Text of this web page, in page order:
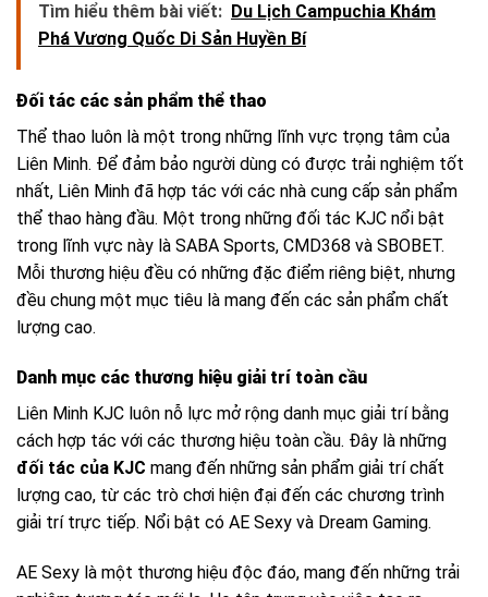
Tìm hiểu thêm bài viết: Du Lịch Campuchia Khám
Phá Vương Quốc Di Sản Huyền Bí
Đối tác các sản phẩm thể thao
Thể thao luôn là một trong những lĩnh vực trọng tâm của
Liên Minh. Để đảm bảo người dùng có được trải nghiệm tốt
nhất, Liên Minh đã hợp tác với các nhà cung cấp sản phẩm
thể thao hàng đầu. Một trong những đối tác KJC nổi bật
trong lĩnh vực này là SABA Sports, CMD368 và SBOBET.
Mỗi thương hiệu đều có những đặc điểm riêng biệt, nhưng
đều chung một mục tiêu là mang đến các sản phẩm chất
lượng cao.
Danh mục các thương hiệu giải trí toàn cầu
Liên Minh KJC luôn nỗ lực mở rộng danh mục giải trí bằng
cách hợp tác với các thương hiệu toàn cầu. Đây là những
đối tác của KJC mang đến những sản phẩm giải trí chất
lượng cao, từ các trò chơi hiện đại đến các chương trình
giải trí trực tiếp. Nổi bật có AE Sexy và Dream Gaming.
AE Sexy là một thương hiệu độc đáo, mang đến những trải